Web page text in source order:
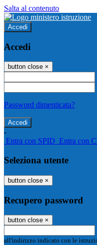
Salta al contenuto
Accedi
Accedi
button close ×
Password dimenticata?
-
Entra con SPID Entra con
Seleziona utente
button close ×
Recupero password
button close ×
all'indirizzo indicato con le